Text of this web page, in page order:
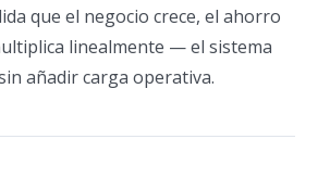
que el negocio crece, el ahorro
linealmente — el sistema
añadir carga operativa.